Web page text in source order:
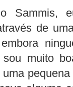
Sammis,
de
muito